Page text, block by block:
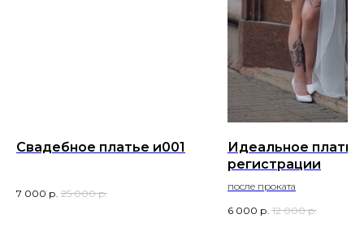
Свадебное платье и001
7 000 р. 25 000 р.
Идеальное
регистрации
после проката
6 000 р. 12 000 р.